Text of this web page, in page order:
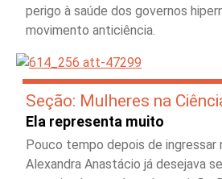
perigo à saúde dos governos
movimento anticiência.
Seção: Mulheres na
Ela representa muito
Pouco tempo depois de ingressar
Alexandra Anastácio já desejava